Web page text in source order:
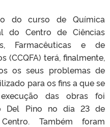
do curso de Química
do Centro de Ciências
Farmacêuticas e de
(CCQFA) terá, finalmente,
os seus problemas de
para os fins a que se
das obras foi
Del Pino no dia 23 de
Também foram